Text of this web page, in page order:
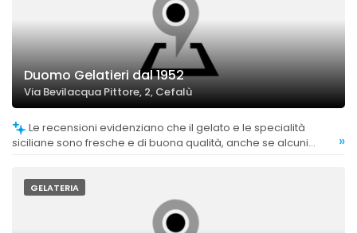
Duomo Gelatieri dal 1952
Via Bevilacqua Pittore, 2, Cefalù
siciliane sono fresche e di buona qualità, anche se alcuni
»
GELATERIA